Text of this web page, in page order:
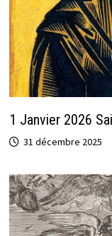
1 Janvier 2026
31 décembre 2025